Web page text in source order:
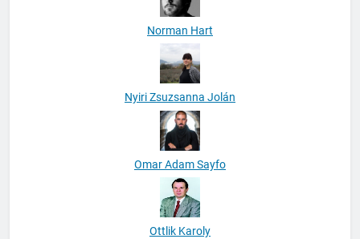
Norman Hart
Nyiri Zsuzsanna Jolán
Omar Adam Sayfo
Ottlik Karoly